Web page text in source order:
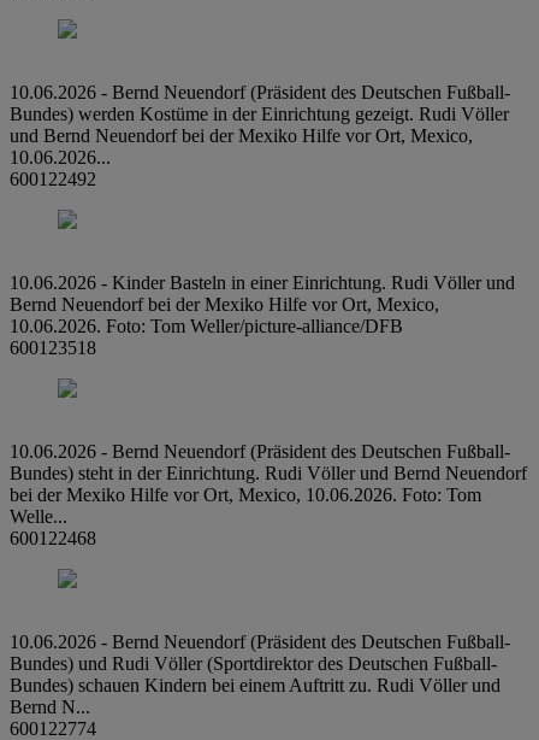
10.06.2026 - Bernd Neuendorf (Präsident des Deutschen Fußball-
Bundes) werden Kostüme in der Einrichtung gezeigt. Rudi Völler
und Bernd Neuendorf bei der Mexiko Hilfe vor Ort, Mexico,
10.06.2026...
600122492
10.06.2026 - Kinder Basteln in einer Einrichtung. Rudi Völler und
Bernd Neuendorf bei der Mexiko Hilfe vor Ort, Mexico,
10.06.2026. Foto: Tom Weller/picture-alliance/DFB
600123518
10.06.2026 - Bernd Neuendorf (Präsident des Deutschen Fußball-
Bundes) steht in der Einrichtung. Rudi Völler und Bernd Neuendorf
bei der Mexiko Hilfe vor Ort, Mexico, 10.06.2026. Foto: Tom
Welle...
600122468
10.06.2026 - Bernd Neuendorf (Präsident des Deutschen Fußball-
Bundes) und Rudi Völler (Sportdirektor des Deutschen Fußball-
Bundes) schauen Kindern bei einem Auftritt zu. Rudi Völler und
Bernd N...
600122774